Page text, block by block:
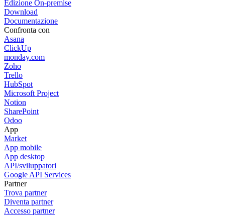
Edizione On-premise
Download
Documentazione
Confronta con
Asana
ClickUp
monday.com
Zoho
Trello
HubSpot
Microsoft Project
Notion
SharePoint
Odoo
App
Market
App mobile
App desktop
API/sviluppatori
Google API Services
Partner
Trova partner
Diventa partner
Accesso partner